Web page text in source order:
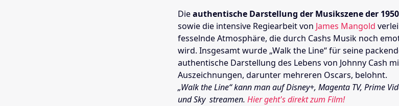
Dieauthentische Darstellung der Musikszene der
sowie die intensive Regiearbeit von James Mangold
fesselnde Atmosphäre, die durch Cashs Musik noch
wird. Insgesamt wurde „Walk the Line“ für seine
authentische Darstellung des Lebens von Johnny Cash
Auszeichnungen, darunter mehreren Oscars, belohnt.
„Walk the Line“ kann man auf Disney+, Magenta TV, Prime
und Sky streamen. Hier geht's direkt zum Film!